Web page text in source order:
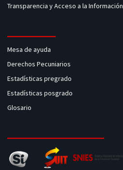
Transparencia y Acceso a la Información
Mesa de ayuda
Derechos Pecuniarios
Estadísticas pregrado
Estadísticas posgrado
Glosario